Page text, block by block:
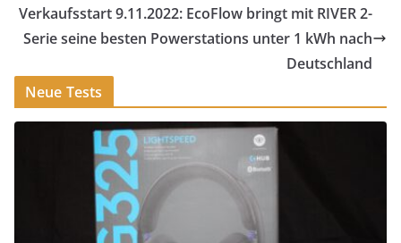
Verkaufsstart 9.11.2022: EcoFlow bringt mit RIVER 2-
Serie seine besten Powerstations unter 1 kWh nach
Deutschland
Neue Tests